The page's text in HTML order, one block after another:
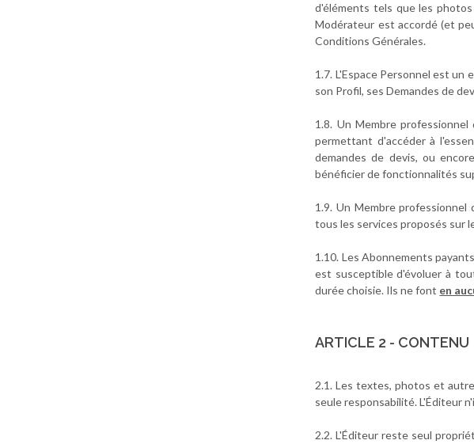
d'éléments tels que les
Modérateur est accordé (et
Conditions Générales.
1.7. L'Espace Personnel est un
son Profil, ses Demandes de
1.8. Un Membre
permettant d'accéder à
demandes de devis, ou
bénéficier de fonctionnalités
1.9. Un Membre
tous les services proposés sur
1.10. Les Abonnements
est susceptible d'évoluer à
durée choisie. Ils ne font en
ARTICLE 2 - CONTENU
2.1. Les textes, photos et
seule responsabilité. L'Éditeur
2.2. L'Éditeur reste seul